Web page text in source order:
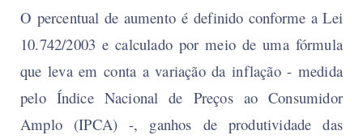
O percentual de aumento é definido conforme a Lei
10.742/2003 e calculado por meio de uma fórmula
que leva em conta a variação da inflação - medida
pelo Índice Nacional de Preços ao Consumidor
Amplo (IPCA) -, ganhos de produtividade das